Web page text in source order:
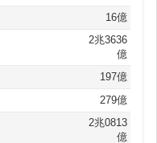
16億
2兆3636
億
197億
279億
2兆0813
億